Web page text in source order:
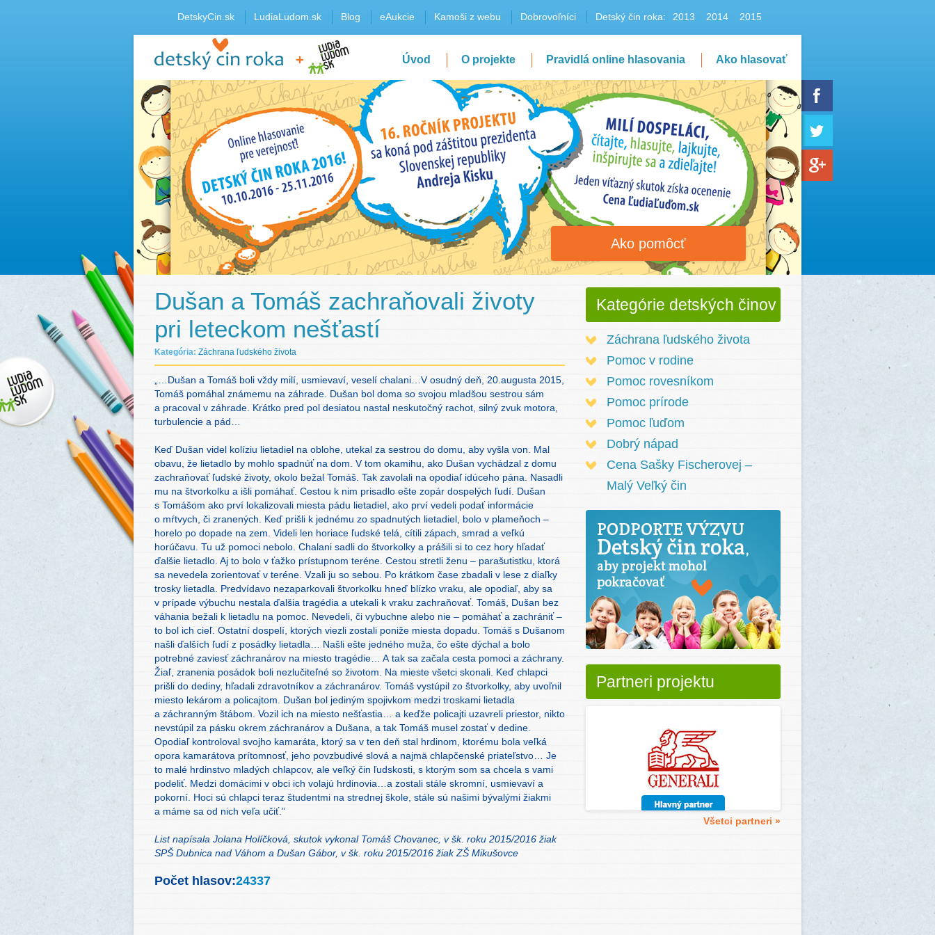
DetskyCin.sk LudiaLudom.sk Blog eAukcie Kamoši z webu Dobrovoľníci Detský čin roka: 2013 2014 2015
Úvod O projekte Pravidlá online hlasovania Ako hlasovať
Ako pomôcť
Dušan a Tomáš zachraňovali životy
pri leteckom nešťastí
Kategória: Záchrana ľudského života
„…Dušan a Tomáš boli vždy milí, usmievaví, veselí chalani…V osudný deň, 20.augusta 2015,
Tomáš pomáhal známemu na záhrade. Dušan bol doma so svojou mladšou sestrou sám
a pracoval v záhrade. Krátko pred pol desiatou nastal neskutočný rachot, silný zvuk motora,
turbulencie a pád…
Keď Dušan videl kolíziu lietadiel na oblohe, utekal za sestrou do domu, aby vyšla von. Mal
obavu, že lietadlo by mohlo spadnúť na dom. V tom okamihu, ako Dušan vychádzal z domu
zachraňovať ľudské životy, okolo bežal Tomáš. Tak zavolali na opodiaľ idúceho pána. Nasadli
mu na štvorkolku a išli pomáhať. Cestou k nim prisadlo ešte zopár dospelých ľudí. Dušan
s Tomášom ako prví lokalizovali miesta pádu lietadiel, ako prví vedeli podať informácie
o mŕtvych, či zranených. Keď prišli k jednému zo spadnutých lietadiel, bolo v plameňoch –
horelo po dopade na zem. Videli len horiace ľudské telá, cítili zápach, smrad a veľkú
horúčavu. Tu už pomoci nebolo. Chalani sadli do štvorkolky a prášili si to cez hory hľadať
ďalšie lietadlo. Aj to bolo v ťažko prístupnom teréne. Cestou stretli ženu – parašutistku, ktorá
sa nevedela zorientovať v teréne. Vzali ju so sebou. Po krátkom čase zbadali v lese z diaľky
trosky lietadla. Predvídavo nezaparkovali štvorkolku hneď blízko vraku, ale opodiaľ, aby sa
v prípade výbuchu nestala ďalšia tragédia a utekali k vraku zachraňovať. Tomáš, Dušan bez
váhania bežali k lietadlu na pomoc. Nevedeli, či vybuchne alebo nie – pomáhať a zachrániť –
to bol ich cieľ. Ostatní dospelí, ktorých viezli zostali poniže miesta dopadu. Tomáš s Dušanom
našli ďalších ľudí z posádky lietadla… Našli ešte jedného muža, čo ešte dýchal a bolo
potrebné zaviesť záchranárov na miesto tragédie… A tak sa začala cesta pomoci a záchrany.
Žiaľ, zranenia posádok boli nezlučiteľné so životom. Na mieste všetci skonali. Keď chlapci
prišli do dediny, hľadali zdravotníkov a záchranárov. Tomáš vystúpil zo štvorkolky, aby uvoľnil
miesto lekárom a policajtom. Dušan bol jediným spojivkom medzi troskami lietadla
a záchranným štábom. Vozil ich na miesto nešťastia… a keďže policajti uzavreli priestor, nikto
nevstúpil za pásku okrem záchranárov a Dušana, a tak Tomáš musel zostať v dedine.
Opodiaľ kontroloval svojho kamaráta, ktorý sa v ten deň stal hrdinom, ktorému bola veľká
opora kamarátova prítomnosť, jeho povzbudivé slová a najmä chlapčenské priateľstvo… Je
to malé hrdinstvo mladých chlapcov, ale veľký čin ľudskosti, s ktorým som sa chcela s vami
podeliť. Medzi domácimi v obci ich volajú hrdinovia…a zostali stále skromní, usmievaví a
pokorní. Hoci sú chlapci teraz študentmi na strednej škole, stále sú našimi bývalými žiakmi
a máme sa od nich veľa učiť.”
List napísala Jolana Holíčková, skutok vykonal Tomáš Chovanec, v šk. roku 2015/2016 žiak
SPŠ Dubnica nad Váhom a Dušan Gábor, v šk. roku 2015/2016 žiak ZŠ Mikušovce
Počet hlasov:24337
Kategórie detských činov
Záchrana ľudského života
Pomoc v rodine
Pomoc rovesníkom
Pomoc prírode
Pomoc ľuďom
Dobrý nápad
Cena Sašky Fischerovej –
Malý Veľký čin
Partneri projektu
Všetci partneri »